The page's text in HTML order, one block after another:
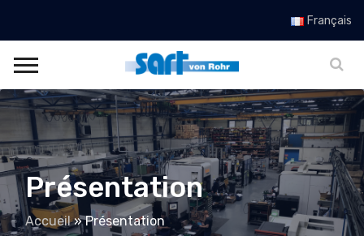
Français
Présentation
Accueil»Présentation